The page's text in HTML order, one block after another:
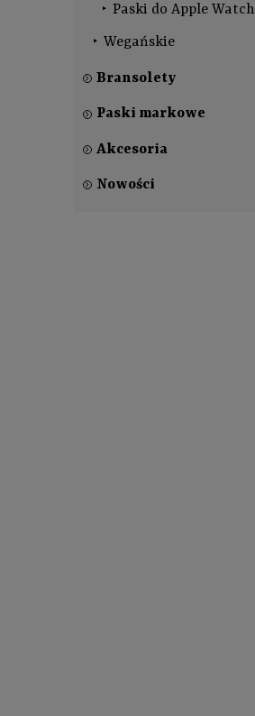
Paski do Apple Watch
Wegańskie
Bransolety
Paski markowe
Akcesoria
Nowości